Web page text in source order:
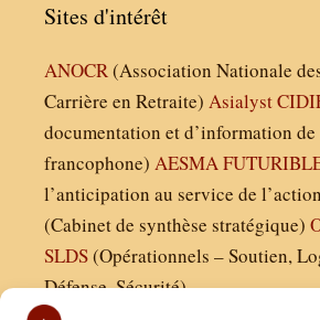
Sites d'intérêt
ANOCR(Association Nationale
Carrière en Retraite) Asialyst
documentation et d’information de
francophone) AESMA
l’anticipation au service de l’action
(Cabinet de synthèse stratégique)
SLDS(Opérationnels – Soutien,
Défense, Sécurité)